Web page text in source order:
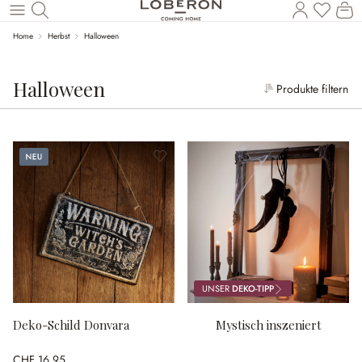
Zum Hauptinhalt springen
Home Herbst Halloween
Halloween Produkte filtern
Neu
Deko-Schild Donvara
UNSERDEKO-TIPP
Mystisch inszeniert